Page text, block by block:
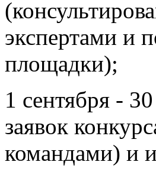
экспертами и
площадки);
1 сентября -
заявок
командами) и